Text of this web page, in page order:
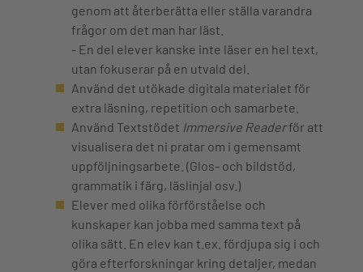
genom att återberätta eller ställa varandra
frågor om det man har läst.
- En del elever kanske inte läser en hel text,
utan fokuserar på en utvald del.
Använd det utökade digitala materialet för
extra läsning, repetition och samarbete.
Använd Textstödet Immersive Readerför att
visualisera det ni pratar om i gemensamt
uppföljningsarbete. (Glos- och bildstöd,
grammatik i färg, läslinjal osv.)
Elever med olika förförståelse och
kunskaper kan jobba med samma text på
olika sätt. En elev kan t.ex. fördjupa sig i och
göra efterforskningar kring detaljer, medan